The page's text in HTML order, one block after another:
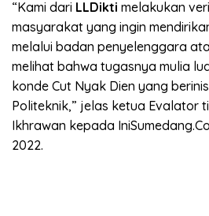
“Kami dari LLDikti melakukan
masyarakat yang ingin
melalui badan penyelenggara
melihat bahwa tugasnya mulia
konde Cut Nyak Dien yang
Politeknik,” jelas ketua Evalator
Ikhrawan kepada
2022.